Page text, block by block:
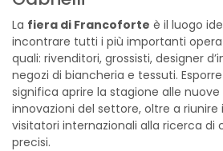
La fiera di Francoforte è il luogo
incontrare tutti i più importanti
quali: rivenditori, grossisti, designer
negozi di biancheria e tessuti.
significa aprire la stagione alle
innovazioni del settore, oltre a riunire
visitatori internazionali alla ricerca di
precisi.